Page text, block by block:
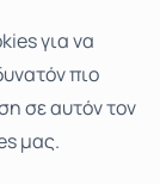
για να
πιο
σε αυτόν τον
μας.